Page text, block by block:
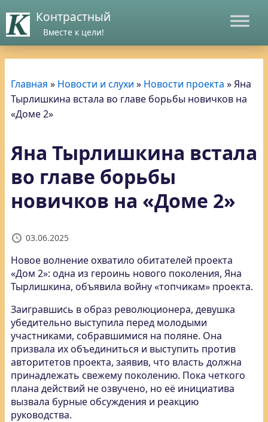
Контрастный
Вместе к цели!
Главная » Новости и слухи » Новости проекта »Яна
Тырлишкина встала во главе борьбы новичков на
«Доме 2»
Яна Тырлишкина встала
во главе борьбы
новичков на «Доме 2»
03.06.2025
Новое волнение охватило обитателей проекта
«Дом 2»: одна из героинь нового поколения, Яна
Тырлишкина, объявила войну «топчикам» проекта.
Заигравшись в образ революционера, девушка
убедительно выступила перед молодыми
участниками, собравшимися на поляне. Она
призвала их объединиться и выступить против
авторитетов проекта, заявив, что власть должна
принадлежать свежему поколению. Пока четкого
плана действий не озвучено, но её инициатива
вызвала бурные обсуждения и реакцию
руководства.